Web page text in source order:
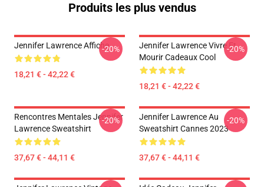
Produits les plus vendus
Jennifer Lawrence Affiche
18,21 € - 42,22 €
-20%
Jennifer Lawrence Vivre Et
Mourir Cadeaux Cool
18,21 € - 42,22 €
-20%
Rencontres Mentales Jennifer
Lawrence Sweatshirt
37,67 € - 44,11 €
-20%
Jennifer Lawrence Au
Sweatshirt Cannes 2023
37,67 € - 44,11 €
-20%